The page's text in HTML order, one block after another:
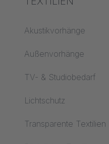
Akustik ABC
Boden ABC
Projektionsfolien ABC
Projektionstextilien
Akustikvorhänge
Außenvorhänge
TV- & Studiobedarf
Lichtschutz
Transparente Textilien